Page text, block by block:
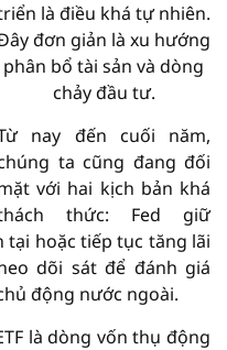
là điều khá tự nhiên.
đơn giản là xu hướng
phân bổ tài sản và dòng
chảy đầu tư.
nay đến cuối năm,
ta cũng đang đối
với hai kịch bản khá
thức: Fed giữ
tại hoặc tiếp tục tăng lãi
dõi sát để đánh giá
động nước ngoài.
là dòng vốn thụ động